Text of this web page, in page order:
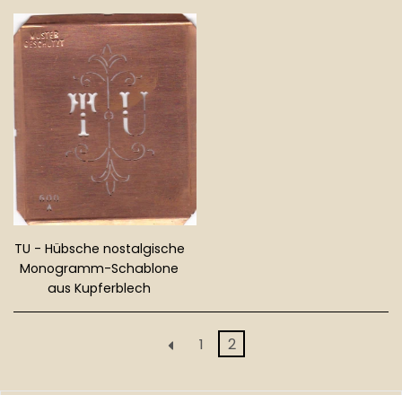
Preis
TU - Hübsche nostalgische
Monogramm-Schablone
aus Kupferblech
Normaler
1 2